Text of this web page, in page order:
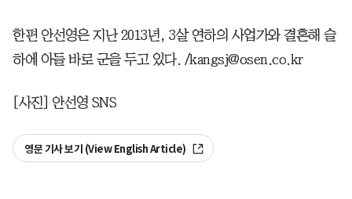
한편 안선영은 지난 2013년, 3살 연하의 사업가와 결혼해 슬
하에 아들 바로 군을 두고 있다. /kangsj@osen.co.kr
[사진] 안선영 SNS
영문 기사 보기 (View English Article)